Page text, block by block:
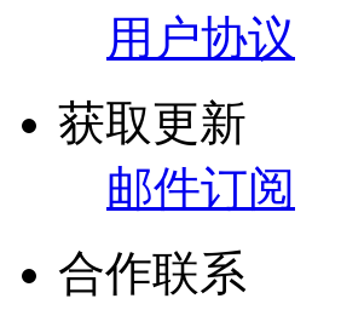
用户协议
获取更新
邮件订阅
合作联系